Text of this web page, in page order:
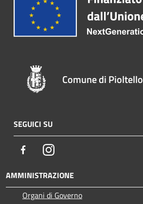
Comune di Pioltello
SEGUICI SU
FacebookInstagram
AMMINISTRAZIONE
Organi di Governo